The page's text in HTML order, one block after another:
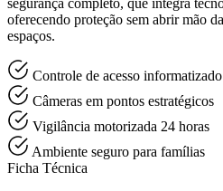
segurança completo, que integra
oferecendo proteção sem abrir mão
espaços.
Controle de acesso informatizado
Câmeras em pontos estratégicos
Vigilância motorizada 24 horas
Ambiente seguro para famílias
Ficha Técnica